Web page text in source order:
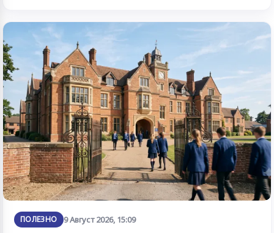
ПОЛЕЗНО 9 Август 2026, 15:09